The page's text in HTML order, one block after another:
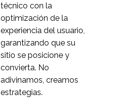
técnico con la
optimización de la
experiencia del usuario,
garantizando que su
sitio se posicione y
convierta. No
adivinamos, creamos
estrategias.